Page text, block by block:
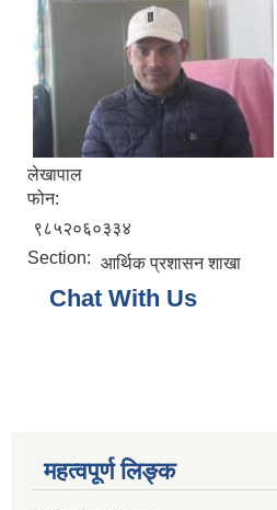
लेखापाल
फोन:
९८५२०६०३३४
Section: आर्थिक प्रशासन शाखा
Chat With Us
महत्वपूर्ण लिङ्क